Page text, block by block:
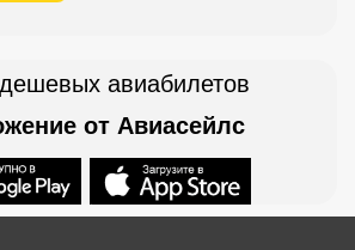
авиабилетов
от Авиасейлс